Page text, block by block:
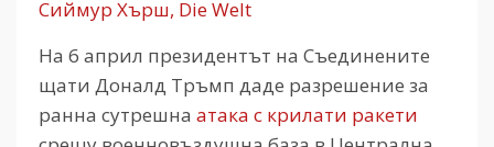
Сиймур Хърш, Die Welt
На 6 април президентът на Съединените
щати Доналд Тръмп даде разрешение за
ранна сутрешна атака с крилати ракeти